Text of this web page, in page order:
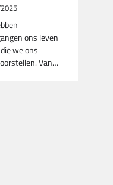
ons leven
we ons
Van…